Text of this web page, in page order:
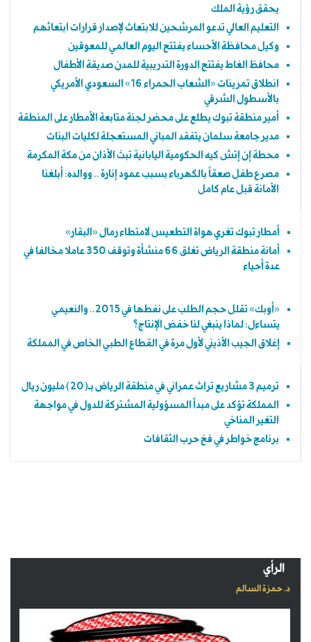
يحقق رؤية الملك
التعليم العالي تدعو المرشحين للابتعاث لإصدار قرارات ابتعاثهم
وكيل محافظة الأحساء يفتتح اليوم العالمي للمعوقين
محافظ الغاط يفتتح الدورة التدريبية للمدن صديقة الأطفال
انطلاق تمرينات «الشعاب الحمراء 16» السعودي الأمريكي
بالأسطول الشرقي
أمير منطقة تبوك يطلع على محضر لجنة متابعة الأمطار على المنطقة
مدير جامعة سلمان يتفقد المباني المستعجلة لكليات البنات
محطة إن إتش كيه الحكومية اليابانية تبث الأذان من مكة المكرمة
مصرع طفل صعقاً بالكهرباء بسبب عمود إنارة .. ووالده: أبلغنا
الأمانة قبل عام كامل
أمطار تبوك تغري هواة التطعيس لامتطاء رمال «البقار»
أمانة منطقة الرياض تغلق 66 منشأة وتوقف 350 عاملا مخالفا في
عدة أحياء
«أوبك» تقلل حجم الطلب على نفطها في 2015.. والنعيمي
يتساءل: لماذا ينبغي لنا خفض الإنتاج؟
إغلاق الجيب الأذيني لأول مرة في القطاع الطبي الخاص في المملكة
ترميم 3 مشاريع تراث عمراني في منطقة الرياض بـ(20) مليون ريال
المملكة تؤكد على مبدأ المسؤولية المشتركة للدول في مواجهة
التغير المناخي
برنامج خواطر في فخ حرب الثقافات
الرأي
د. حمزة السالم